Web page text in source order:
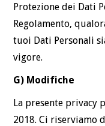
Protezione dei Dati
Regolamento,
tuoi Dati Personali
vigore.
G) Modifiche
La presente privacy
2018. Ci riserviamo